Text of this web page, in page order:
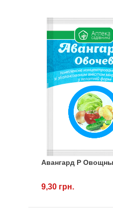
Авангард Р
9,30 грн.